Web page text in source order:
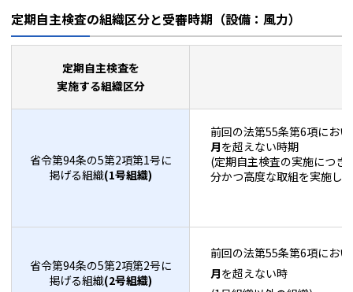
定期自主検査の組織区分と受審時期（設備：風力）
定期自主検査を
実施する組織区分
省令第94条の5第2項第1号に
掲げる組織(1号組織)
前回の法第55条第6項にお
月を超えない時期
(定期自主検査の実施につき
分かつ高度な取組を実施し
省令第94条の5第2項第2号に
掲げる組織(2号組織)
前回の法第55条第6項にお
月を超えない時